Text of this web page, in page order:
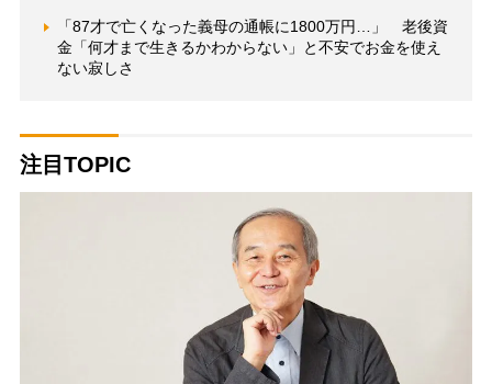
「87才で亡くなった義母の通帳に1800万円…」 老後資
金「何才まで生きるかわからない」と不安でお金を使え
ない寂しさ
注目TOPIC